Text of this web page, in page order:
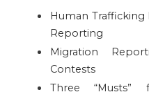
Human Trafficking
Reporting
Migration
Contests
Three “Musts”